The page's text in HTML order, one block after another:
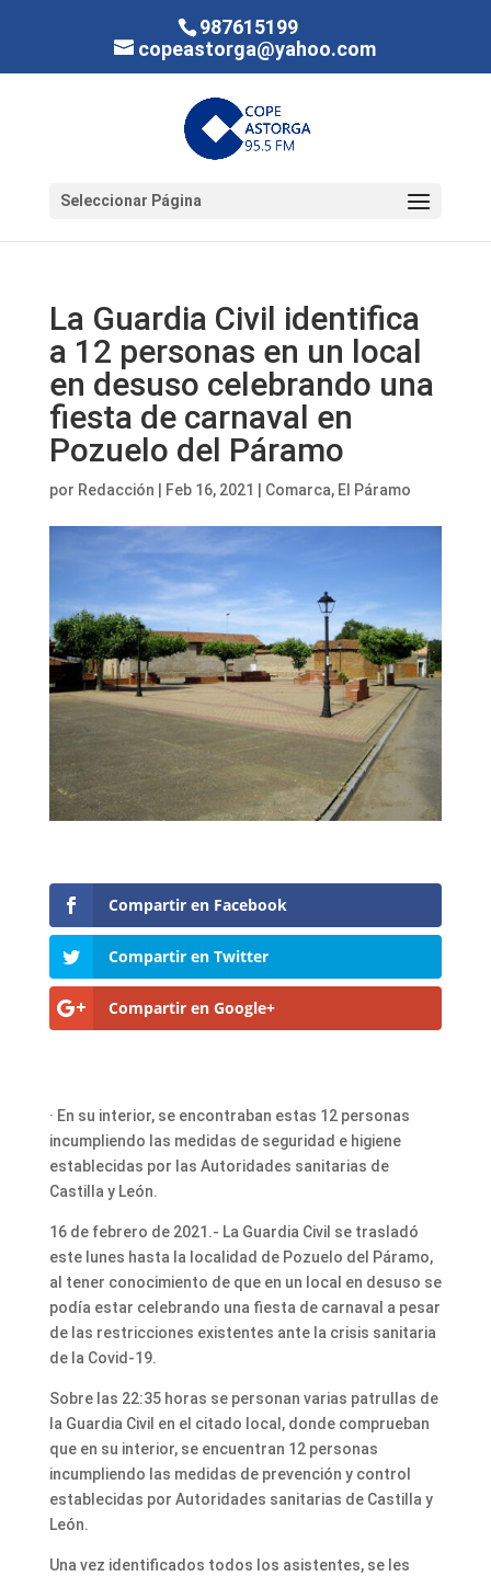
987615199
copeastorga@yahoo.com
Seleccionar Página
La Guardia Civil identifica
a 12 personas en un local
en desuso celebrando una
fiesta de carnaval en
Pozuelo del Páramo
por Redacción Feb 16, 2021 Comarca, El Páramo
Compartir en Facebook
Compartir en Twitter
Compartir en Google+
· En su interior, se encontraban estas 12 personas
incumpliendo las medidas de seguridad e higiene
establecidas por las Autoridades sanitarias de
Castilla y León.
16 de febrero de 2021.- La Guardia Civil se trasladó
este lunes hasta la localidad de Pozuelo del Páramo,
al tener conocimiento de que en un local en desuso se
podía estar celebrando una fiesta de carnaval a pesar
de las restricciones existentes ante la crisis sanitaria
de la Covid-19.
Sobre las 22:35 horas se personan varias patrullas de
la Guardia Civil en el citado local, donde comprueban
que en su interior, se encuentran 12 personas
incumpliendo las medidas de prevención y control
establecidas por Autoridades sanitarias de Castilla y
León.
Una vez identificados todos los asistentes, se les